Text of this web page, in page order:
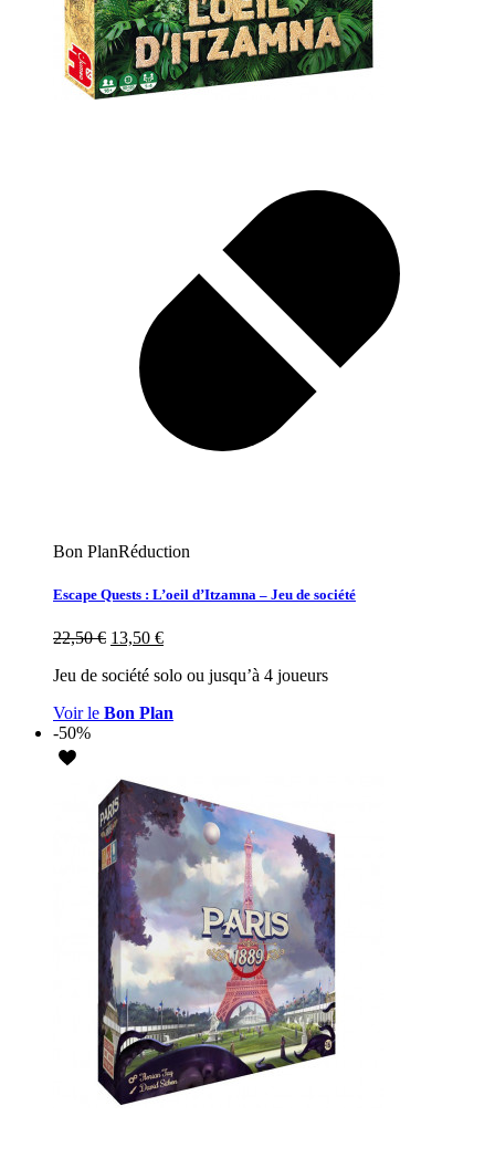
Bon PlanRéduction
Escape Quests : L’oeil d’Itzamna – Jeu de société
22,50€ 13,50 €
Jeu de société solo ou jusqu’à 4 joueurs
Voir le Bon Plan
-50%